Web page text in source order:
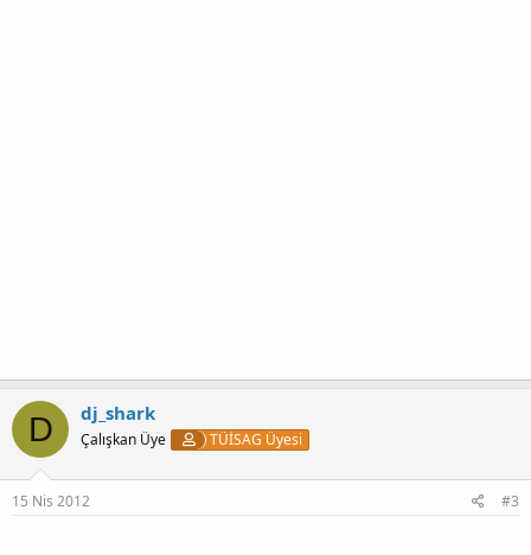
D dj_shark
Çalışkan Üye TÜİSAG Üyesi
15 Nis 2012 #3